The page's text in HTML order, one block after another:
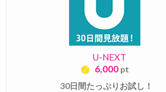
U-NEXT
6,000 pt
30日間たっぷりお試し！